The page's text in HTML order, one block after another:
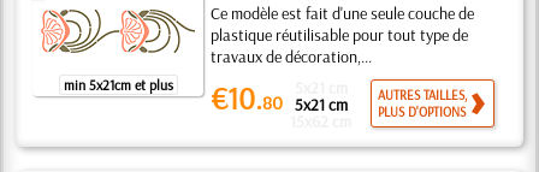
min 5x21cm et plus
Ce modèle est fait d'une seule couche de
plastique réutilisable pour tout type de
travaux de décoration,...
€10.80 5x21 cm
AUTRES TAILLES,
PLUS D'OPTIONS